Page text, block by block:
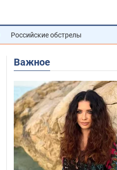
Российские обстрелы
Важное